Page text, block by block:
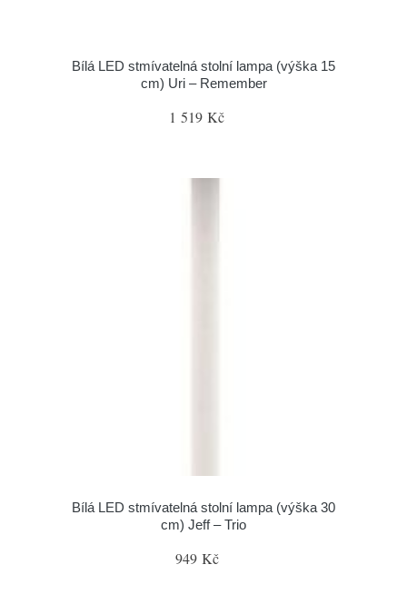
Bílá LED stmívatelná stolní lampa (výška 15
cm) Uri – Remember
1 519 Kč
Bílá LED stmívatelná stolní lampa (výška 30
cm) Jeff – Trio
949 Kč